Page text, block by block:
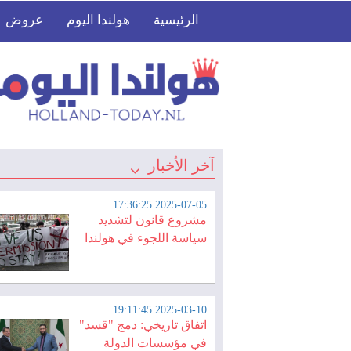
الرئيسية هولندا اليوم عروض
آخر الأخبار
2025-07-05 17:36:25
مشروع قانون لتشديد
سياسة اللجوء في هولندا
2025-03-10 19:11:45
اتفاق تاريخي: دمج "قسد"
في مؤسسات الدولة